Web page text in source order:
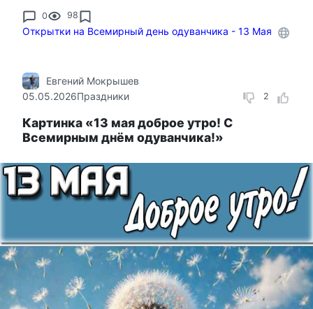
0 98
Открытки на Всемирный день одуванчика - 13 Мая
2
Евгений Мокрышев
05.05.2026Праздники
Картинка «13 мая доброе утро! С
Всемирным днём одуванчика!»